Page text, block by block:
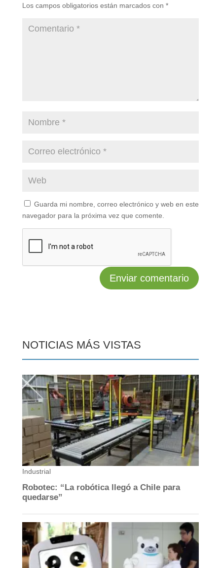
Los campos obligatorios están marcados con *
Guarda mi nombre, correo electrónico y web en este
navegador para la próxima vez que comente.
NOTICIAS MÁS VISTAS